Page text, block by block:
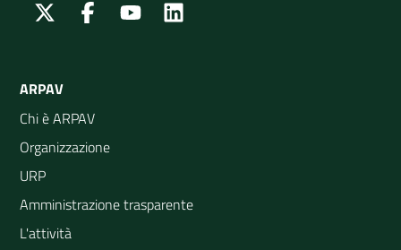
Twitter FacebookYoutube
ARPAV
Chi è ARPAV
Organizzazione
URP
Amministrazione trasparente
L'attività